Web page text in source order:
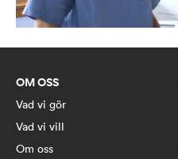
OM OSS
Vad vi gör
Vad vi vill
Om oss